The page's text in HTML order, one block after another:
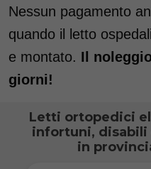
Nessun pagamento
quando il letto
e montato. Il
giorni!
Letti ortopedici
infortuni, disabili
in